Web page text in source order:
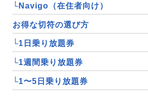
└Navigo（在住者向け）
お得な切符の選び方
└1日乗り放題券
└1週間乗り放題券
└1〜5日乗り放題券